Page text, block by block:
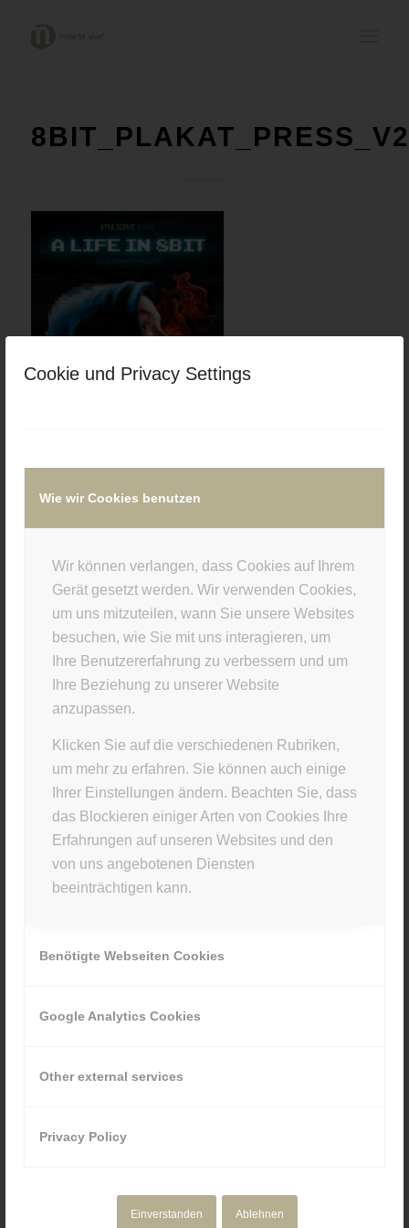
Cookie und Privacy Settings
Wie wir Cookies benutzen
Wir können verlangen, dass Cookies auf Ihrem
Gerät gesetzt werden. Wir verwenden Cookies,
um uns mitzuteilen, wann Sie unsere Websites
besuchen, wie Sie mit uns interagieren, um
Ihre Benutzererfahrung zu verbessern und um
Ihre Beziehung zu unserer Website
anzupassen.
Klicken Sie auf die verschiedenen Rubriken,
um mehr zu erfahren. Sie können auch einige
Ihrer Einstellungen ändern. Beachten Sie, dass
das Blockieren einiger Arten von Cookies Ihre
Erfahrungen auf unseren Websites und den
von uns angebotenen Diensten
beeinträchtigen kann.
Benötigte Webseiten Cookies
Google Analytics Cookies
Other external services
Privacy Policy
Einverstanden Ablehnen
8BIT_PLAKAT_PRESS_V2
7. SEPTEMBER 2017
/ VONSUPERUSER
Eintrag teilen
STUDIO INFO
Materia Viva
089 80929880
NAVIGATION
Corporate Media